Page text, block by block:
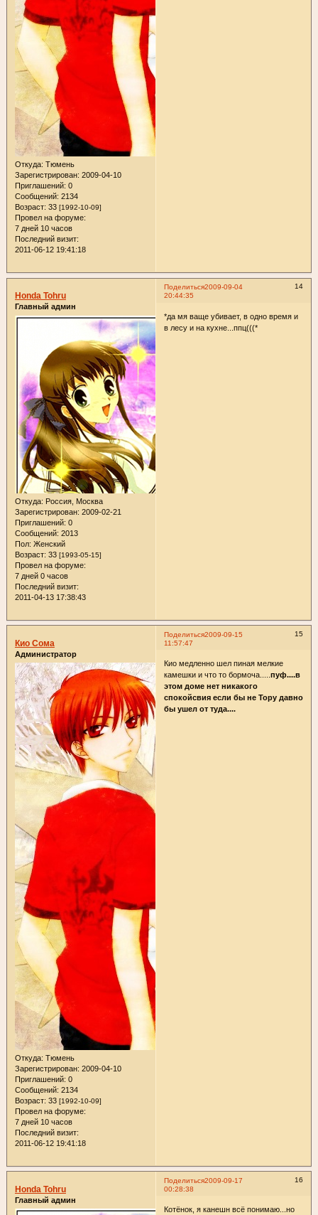
Откуда: Тюмень
Зарегистрирован: 2009-04-10
Приглашений: 0
Сообщений: 2134
Возраст: 33 [1992-10-09]
Провел на форуме:
7 дней 10 часов
Последний визит:
2011-06-12 19:41:18
Поделиться 14
2009-09-04
20:44:35
Honda Tohru
Главный админ
Откуда: Россия, Москва
Зарегистрирован: 2009-02-21
Приглашений: 0
Сообщений: 2013
Пол: Женский
Возраст: 33 [1993-05-15]
Провел на форуме:
7 дней 0 часов
Последний визит:
2011-04-13 17:38:43
*да мя ваще убивает, в одно время и
в лесу и на кухне...ппц(((*
Поделиться 15
2009-09-15
11:57:47
Кио Сома
Администратор
Откуда: Тюмень
Зарегистрирован: 2009-04-10
Приглашений: 0
Сообщений: 2134
Возраст: 33 [1992-10-09]
Провел на форуме:
7 дней 10 часов
Последний визит:
2011-06-12 19:41:18
Кио медленно шел пиная мелкие
камешки и что то бормоча..... пуф....в
этом доме нет никакого
спокойсвия если бы не Тору давно
бы ушел от туда....
Поделиться 16
2009-09-17
00:28:38
Honda Tohru
Главный админ
Котёнок, я канешн всё понимаю...но